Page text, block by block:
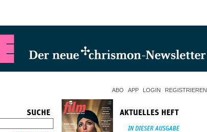
ABO APP LOGIN REGISTRIEREN
SUCHE AKTUELLES HEFT
IN DIESER AUSGABE